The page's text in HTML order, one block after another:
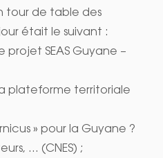
tour de table des
était le suivant :
projet SEAS Guyane –
plateforme territoriale
» pour la Guyane ?
… (CNES) ;